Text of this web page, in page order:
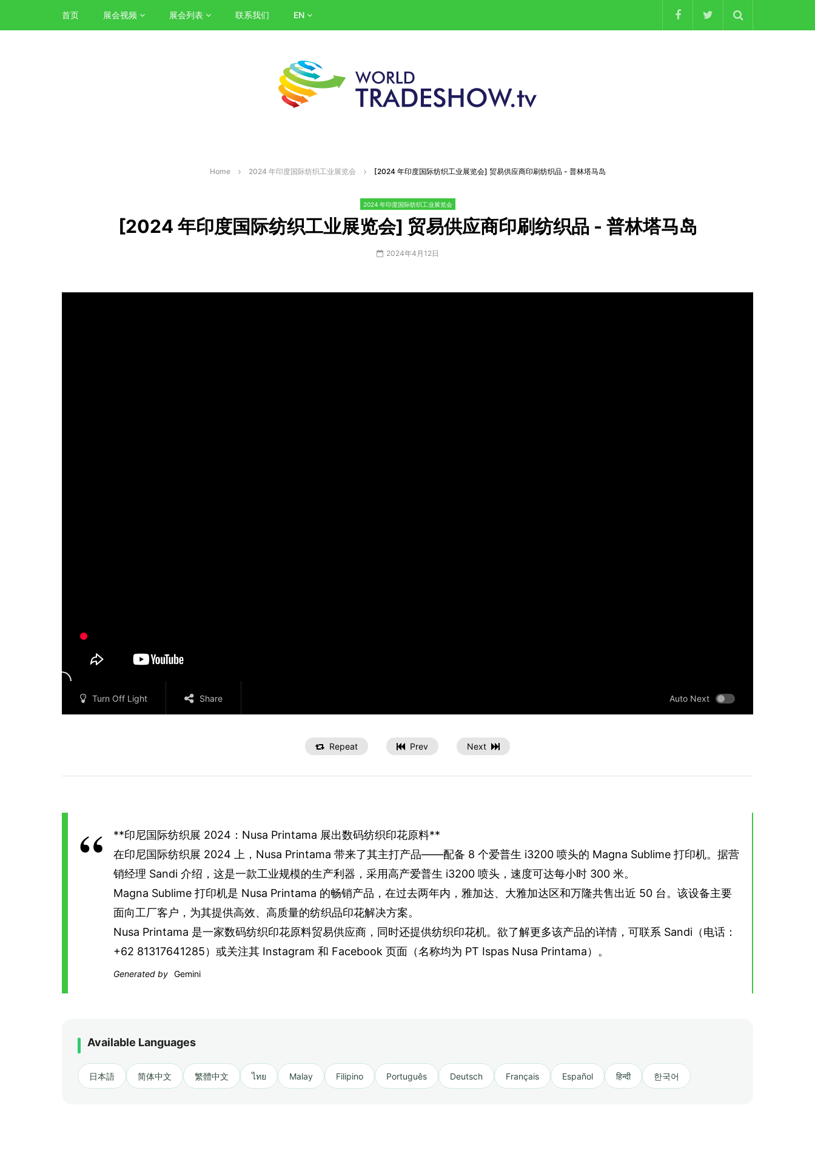
首页 展会视频 展会列表 联系我们 EN
Home 2024 年印度国际纺织工业展览会 [2024 年印度国际纺织工业展览会] 贸易供应商印刷纺织品 - 普林塔马岛
2024 年印度国际纺织工业展览会
[2024 年印度国际纺织工业展览会] 贸易供应商印刷纺织品 - 普林塔马岛
2024年4月12日
Turn Off Light Share Auto Next
Repeat Prev Next
**印尼国际纺织展 2024：Nusa Printama 展出数码纺织印花原料**
在印尼国际纺织展 2024 上，Nusa Printama 带来了其主打产品——配备 8 个爱普生 i3200 喷头的 Magna Sublime 打印机。据营
销经理 Sandi 介绍，这是一款工业规模的生产利器，采用高产爱普生 i3200 喷头，速度可达每小时 300 米。
Magna Sublime 打印机是 Nusa Printama 的畅销产品，在过去两年内，雅加达、大雅加达区和万隆共售出近 50 台。该设备主要
面向工厂客户，为其提供高效、高质量的纺织品印花解决方案。
Nusa Printama 是一家数码纺织印花原料贸易供应商，同时还提供纺织印花机。欲了解更多该产品的详情，可联系 Sandi（电话：
+62 81317641285）或关注其 Instagram 和 Facebook 页面（名称均为 PT Ispas Nusa Printama）。
Generated by Gemini
Available Languages
日本語 简体中文 繁體中文 ไทย Malay Filipino Português Deutsch Français Español हिन्दी 한국어